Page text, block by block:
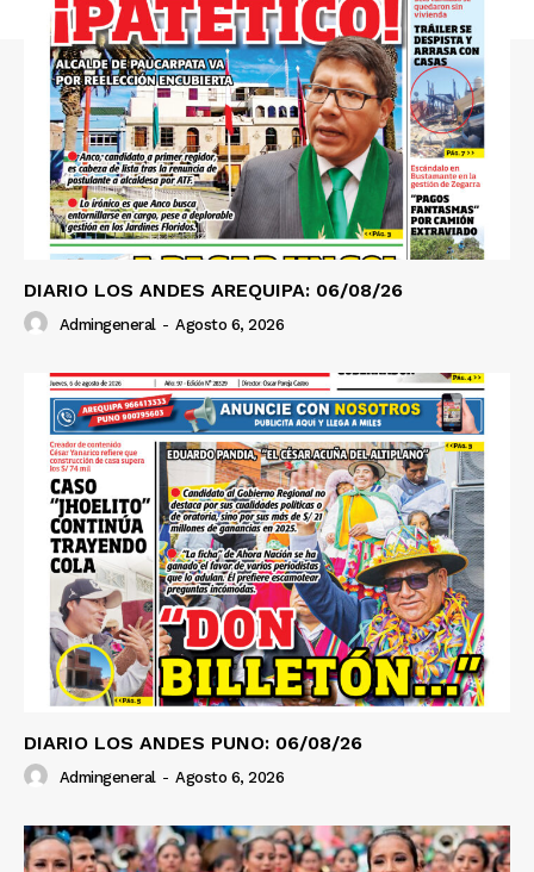
SUSCRIBETE
Diario los Andes
Nosotros
Contacto
Prensa
DIARIO LOS ANDES AREQUIPA: 06/08/26
Admingeneral - Agosto 6, 2026
DIARIO LOS ANDES PUNO: 06/08/26
Admingeneral - Agosto 6, 2026